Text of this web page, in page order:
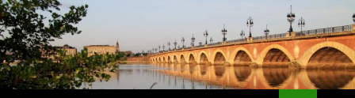
Aller
au
contenu